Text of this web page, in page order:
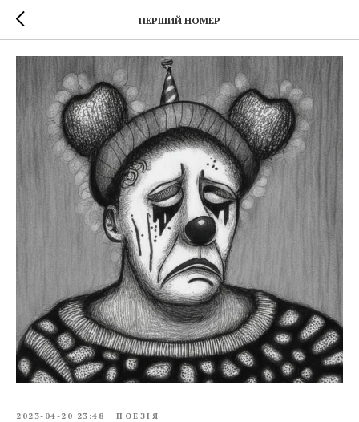
ПЕРШИЙ НОМЕР
2023-04-20 23:48 ПОЕЗІЯ